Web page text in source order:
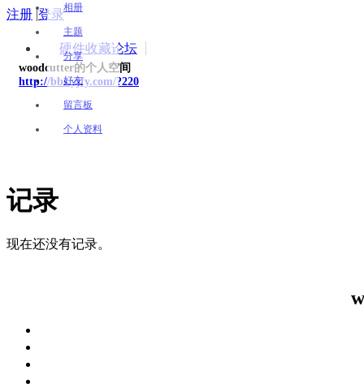
注册 |登录
硬件收藏论坛
woodcutter的个人空间
http://bbs.yjfy.com/?220
相册
主题
分享
好友
留言板
个人资料
记录
现在还没有记录。